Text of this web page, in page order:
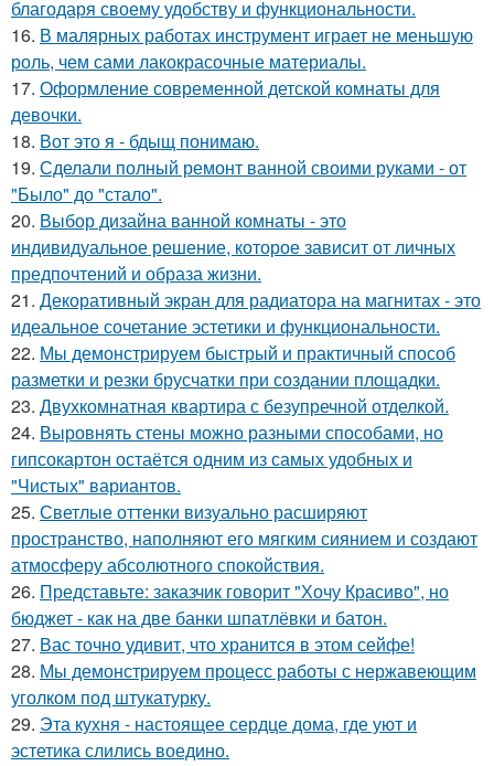
благодаря своему удобству и функциональности.
16. В малярных работах инструмент играет не меньшую
роль, чем сами лакокрасочные материалы.
17. Оформление современной детской комнаты для
девочки.
18. Вот это я - бдыщ понимаю.
19. Сделали полный ремонт ванной своими руками - от
"Было" до "стало".
20. Выбор дизайна ванной комнаты - это
индивидуальное решение, которое зависит от личных
предпочтений и образа жизни.
21. Декоративный экран для радиатора на магнитах - это
идеальное сочетание эстетики и функциональности.
22. Мы демонстрируем быстрый и практичный способ
разметки и резки брусчатки при создании площадки.
23. Двухкомнатная квартира с безупречной отделкой.
24. Выровнять стены можно разными способами, но
гипсокартон остаётся одним из самых удобных и
"Чистых" вариантов.
25. Светлые оттенки визуально расширяют
пространство, наполняют его мягким сиянием и создают
атмосферу абсолютного спокойствия.
26. Представьте: заказчик говорит "Хочу Красиво", но
бюджет - как на две банки шпатлёвки и батон.
27. Вас точно удивит, что хранится в этом сейфе!
28. Мы демонстрируем процесс работы с нержавеющим
уголком под штукатурку.
29. Эта кухня - настоящее сердце дома, где уют и
эстетика слились воедино.